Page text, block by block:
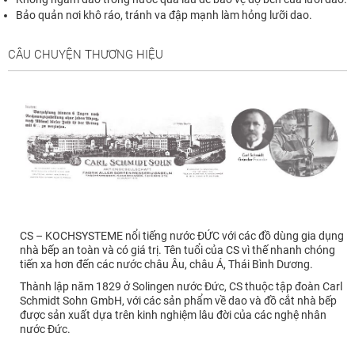
Bảo quản nơi khô ráo, tránh va đập mạnh làm hỏng lưỡi dao.
CÂU CHUYỆN THƯƠNG HIỆU
CS – KOCHSYSTEME nổi tiếng nước ĐỨC với các đồ dùng gia dụng
nhà bếp an toàn và có giá trị. Tên tuổi của CS vì thế nhanh chóng
tiến xa hơn đến các nước châu Âu, châu Á, Thái Bình Dương.
Thành lập năm 1829 ở Solingen nước Đức, CS thuộc tập đoàn Carl
Schmidt Sohn GmbH, với các sản phẩm về dao và đồ cắt nhà bếp
được sản xuất dựa trên kinh nghiệm lâu đời của các nghệ nhân
nước Đức.